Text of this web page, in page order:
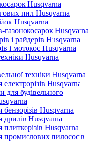
Husqvarna
пил Husqvarna
Husqvarna
газонокосарок Husqvarna
і райдерів Husqvarna
і мотокос Husqvarna
Husqvarna
техніки Husqvarna
Husqvarna
для будівельного
Husqvarna
дрилів Husqvarna
Husqvarna
промислових пилососів